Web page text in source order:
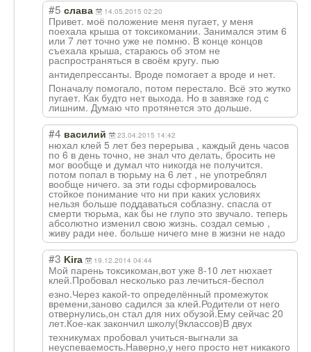
#5 слава 14.05.2015 02:20
Привет. моё положение меня пугает, у меня
поехала крыша от токсикомании. Занимался этим 6
или 7 лет точно уже не помню. В конце концов
съехала крыша, стараюсь об этом не
распространяться в своём кругу. пью
антидепрессанты. Вроде помогает а вроде и нет.
Поначалу помогало, потом перестало. Всё это жутко
пугает. Как будто нет выхода. Но в завязке год с
лишним. Думаю что протянется это дольше.
#4 василий 23.04.2015 14:42
нюхал клей 5 лет без перерыва , каждый день часов
по 6 в день точно, не знал что делать, бросить не
мог вообще и думал что никогда не получится.
потом попал в тюрьму на 6 лет , не употреблял
вообще ничего. за эти годы сформировалось
стойкое понимание что ни при каких условиях
нельзя больше поддаваться соблазну. спасла от
смерти тюрьма, как бы не глупо это звучало. теперь
абсолютно изменил свою жизнь. создал семью ,
живу ради нее. больше ничего мне в жизни не надо
#3 Kira 19.12.2014 04:44
Мой парень токсикоман,вот уже 8-10 лет нюхает
клей.Пробовал несколько раз лечиться-беспол
езно.Через какой-то определённый промежуток
времени,заново садился за клей.Родители от него
отвернулись,он стал для них обузой.Ему сейчас 20
лет.Кое-как закончил школу(9классов)В двух
техникумах пробовал учиться-выгнали за
неуспеваемость.Наверно,у него просто нет никакого